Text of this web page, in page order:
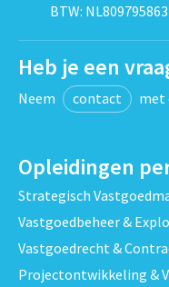
BTW:
Heb je een
Neem contact met
Opleidingen
Strategisch
Vastgoedbeheer &
Vastgoedrecht &
Projectontwikkeling &